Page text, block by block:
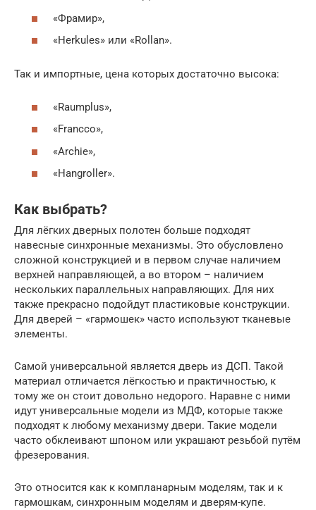
«Фрамир»,
«Herkules» или «Rollan».
Так и импортные, цена которых достаточно высока:
«Raumplus»,
«Francco»,
«Archie»,
«Hangroller».
Как выбрать?
Для лёгких дверных полотен больше подходят
навесные синхронные механизмы. Это обусловлено
сложной конструкцией и в первом случае наличием
верхней направляющей, а во втором – наличием
нескольких параллельных направляющих. Для них
также прекрасно подойдут пластиковые конструкции.
Для дверей – «гармошек» часто используют тканевые
элементы.
Самой универсальной является дверь из ДСП. Такой
материал отличается лёгкостью и практичностью, к
тому же он стоит довольно недорого. Наравне с ними
идут универсальные модели из МДФ, которые также
подходят к любому механизму двери. Такие модели
часто обклеивают шпоном или украшают резьбой путём
фрезерования.
Это относится как к компланарным моделям, так и к
гармошкам, синхронным моделям и дверям-купе.